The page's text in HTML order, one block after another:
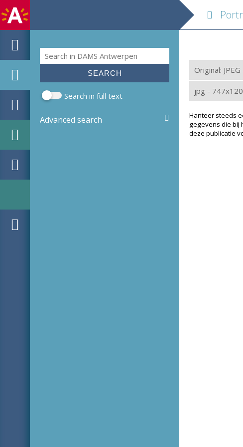
Search form
Search
Search in full text
Advanced search
Original:
jpg -
Hanteer steeds
gegevens die bij
deze publicatie